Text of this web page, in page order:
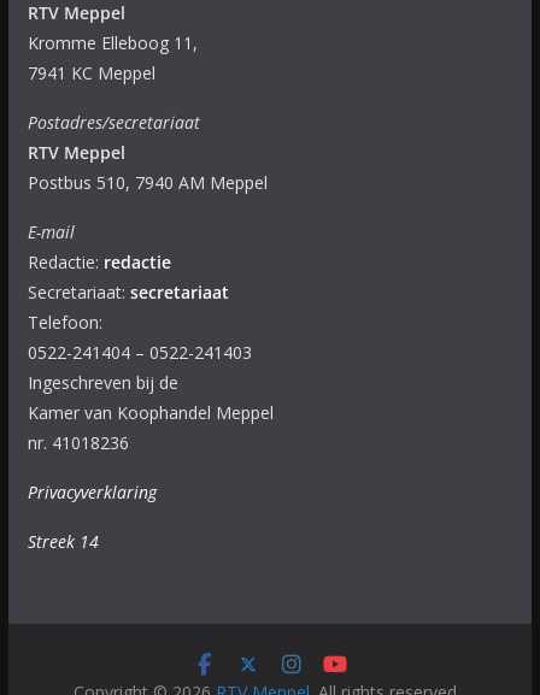
RTV Meppel
Kromme Elleboog 11,
7941 KC Meppel
Postadres/secretariaat
RTV Meppel
Postbus 510, 7940 AM Meppel
E-mail
Redactie: redactie
Secretariaat: secretariaat
Telefoon:
0522-241404 – 0522-241403
Ingeschreven bij de
Kamer van Koophandel Meppel
nr. 41018236
Privacyverklaring
Streek 14